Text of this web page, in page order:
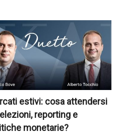
estivi: cosa attendersi
reporting e
monetarie?